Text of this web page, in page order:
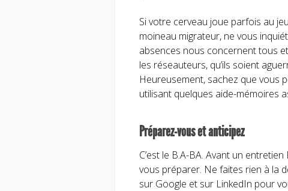
Si votre cerveau joue parfois au
moineau migrateur, ne vous
absences nous concernent tous
les réseauteurs, qu’ils soient
Heureusement, sachez que vous
utilisant quelques aide-mémoires
Préparez-vous et anticipez
C’est le B.A-BA. Avant un
vous préparer. Ne faites rien à la
sur Google et sur LinkedIn pour